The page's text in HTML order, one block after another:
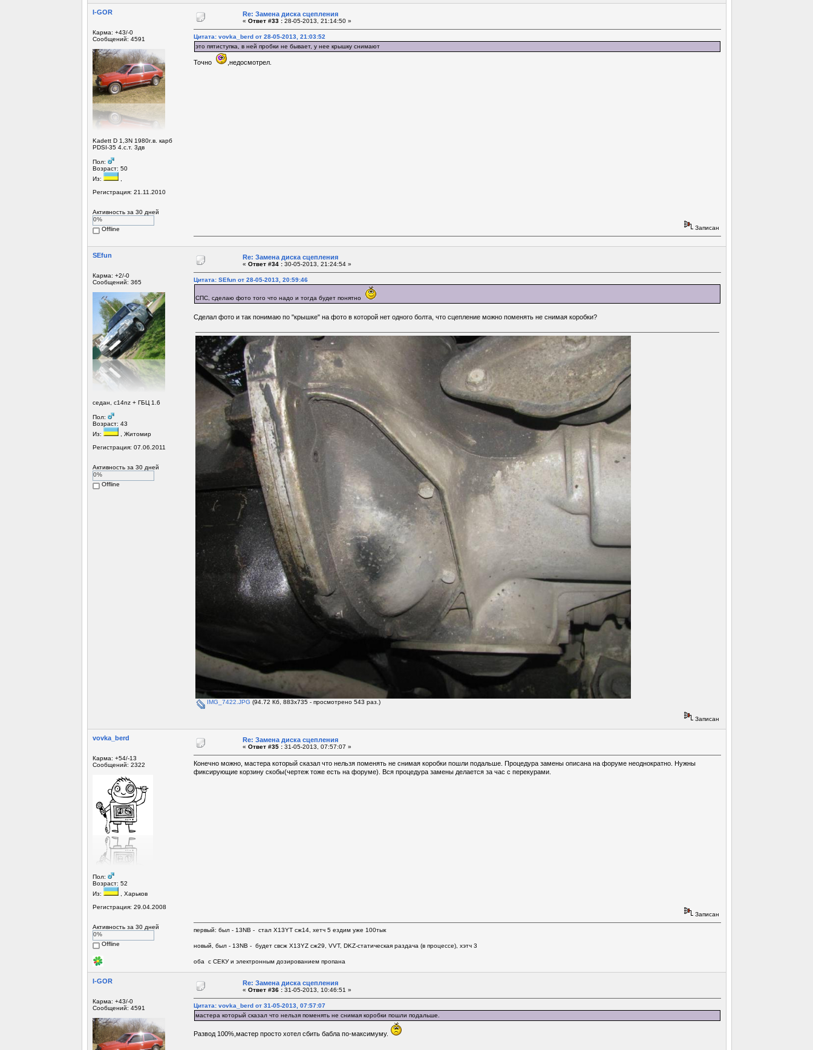
I-GOR
Карма: +43/-0
Сообщений: 4591
Kadett D 1,3N 1980г.в. карб
PDSI-35 4.с.т. 3дв
Пол:
Возраст: 50
Из:
,
Регистрация: 21.11.2010
Активность за 30 дней
0%
Offline
Re: Замена диска сцепления
« Ответ #33 :28-05-2013, 21:14:50 »
Цитата: vovka_berd от 28-05-2013, 21:03:52
это пятиступка, в ней пробки не бывает, у нее крышку снимают
Точно ,недосмотрел.
Записан
SEfun
Карма: +2/-0
Сообщений: 365
седан, c14nz + ГБЦ 1.6
Пол:
Возраст: 43
Из:
, Житомир
Регистрация: 07.06.2011
Активность за 30 дней
0%
Offline
Re: Замена диска сцепления
« Ответ #34 :30-05-2013, 21:24:54 »
Цитата: SEfun от 28-05-2013, 20:59:46
СПС, сделаю фото того что надо и тогда будет понятно
Сделал фото и так понимаю по "крышке" на фото в которой нет одного болта, что сцепление можно поменять не снимая коробки?
IMG_7422.JPG (94.72 Кб, 883x735 - просмотрено 543 раз.)
Записан
vovka_berd
Карма: +54/-13
Сообщений: 2322
Пол:
Возраст: 52
Из:
, Харьков
Регистрация: 29.04.2008
Активность за 30 дней
0%
Offline
Re: Замена диска сцепления
« Ответ #35 :31-05-2013, 07:57:07 »
Конечно можно, мастера который сказал что нельзя поменять не снимая коробки пошли подальше. Процедура замены описана на форуме неоднократно. Нужны
фиксирующие корзину скобы(чертеж тоже есть на форуме). Вся процедура замены делается за час с перекурами.
Записан
первый: был - 13NB - стал Х13YT сж14, хетч 5 ездим уже 100тык
новый, был - 13NB - будет свсж Х13YZ сж29, VVT, DKZ-статическая раздача (в процессе), хэтч 3
оба с СЕКУ и электронным дозированием пропана
I-GOR
Карма: +43/-0
Сообщений: 4591
Re: Замена диска сцепления
« Ответ #36 :31-05-2013, 10:46:51 »
Цитата: vovka_berd от 31-05-2013, 07:57:07
мастера который сказал что нельзя поменять не снимая коробки пошли подальше.
Развод 100%,мастер просто хотел сбить бабла по-максимуму.